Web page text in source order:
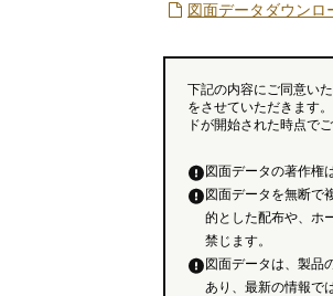
図面データダウンロ
下記の内容にご同意い
をさせていただきます
ドが開始された時点で
図面データの著作権
図面データを無断で
的とした配布や、ホ
禁じます。
図面データは、製品
あり、最新の情報で